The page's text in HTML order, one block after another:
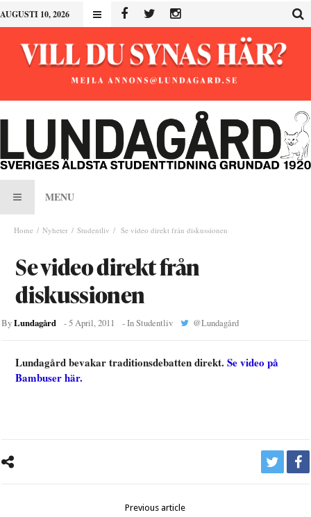
AUGUSTI 10, 2026
MENU
Home Nyheter Studentliv Se video direkt från diskussionen
Se video direkt från
diskussionen
ByLundagård -5 April, 2011 - InStudentliv @Lundagård
Lundagård bevakar traditionsdebatten direkt.Se video på
Bambuser här.
Previous article